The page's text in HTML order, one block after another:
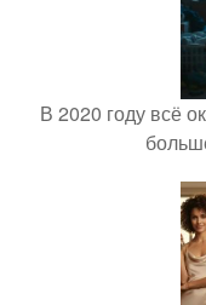
В 2020 году всё